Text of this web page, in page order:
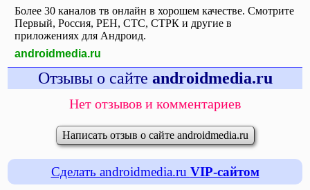
Более 30 каналов тв онлайн в хорошем качестве. Смотрите
Первый, Россия, РЕН, СТС, СТРК и другие в
приложениях для Андроид.
androidmedia.ru
Отзывы о сайте androidmedia.ru
Нет отзывов и комментариев
Написать отзыв о сайте androidmedia.ru
Сделать androidmedia.ru VIP-сайтом